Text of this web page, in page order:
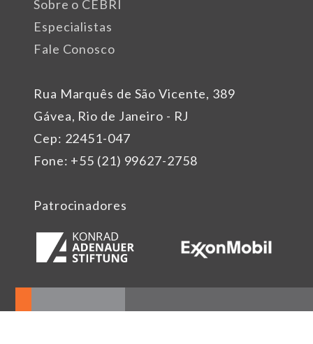
Rua Marquês de São Vicente, 389
Gávea, Rio de Janeiro - RJ
Cep: 22451-047
Fone: +55 (21) 99627-2758
Sobre o CEBRI
Especialistas
Fale Conosco
Patrocinadores